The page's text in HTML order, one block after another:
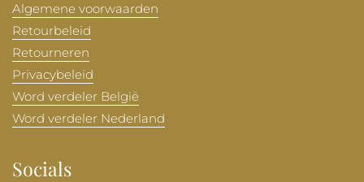
Algemene voorwaarden
Retourbeleid
Retourneren
Privacybeleid
Word verdeler België
Word verdeler Nederland
Socials